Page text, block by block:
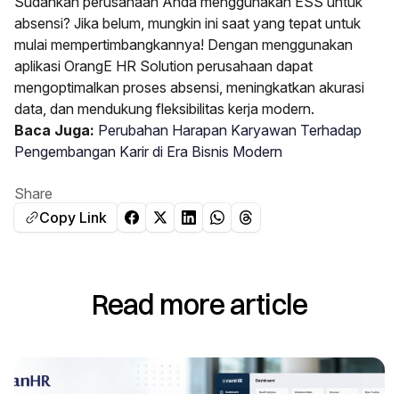
absensi? Jika belum, mungkin ini saat yang tepat untuk
mulai mempertimbangkannya! Dengan menggunakan
aplikasi OrangE HR Solution perusahaan dapat
mengoptimalkan proses absensi, meningkatkan akurasi
data, dan mendukung fleksibilitas kerja modern.
Baca Juga: Perubahan Harapan Karyawan Terhadap
Pengembangan Karir di Era Bisnis Modern
Share
Copy Link
Read more article